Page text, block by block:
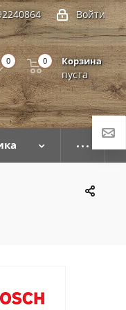
Войти
0 Корзина
пуста
0